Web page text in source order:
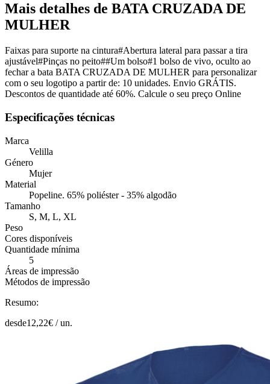
Mais detalhes de BATA CRUZADA DE
MULHER
Faixas para suporte na cintura#Abertura lateral para passar a tira
ajustável#Pinças no peito##Um bolso#1 bolso de vivo, oculto ao
fechar a bata BATA CRUZADA DE MULHER para personalizar
com o seu logotipo a partir de: 10 unidades. Envio GRÁTIS.
Descontos de quantidade até 60%. Calcule o seu preço Online
Especificações técnicas
Marca
Velilla
Género
Mujer
Material
Popeline. 65% poliéster - 35% algodão
Tamanho
S, M, L, XL
Peso
Cores disponíveis
Quantidade mínima
5
Áreas de impressão
Métodos de impressão
Resumo:
desde12,22€ /un.